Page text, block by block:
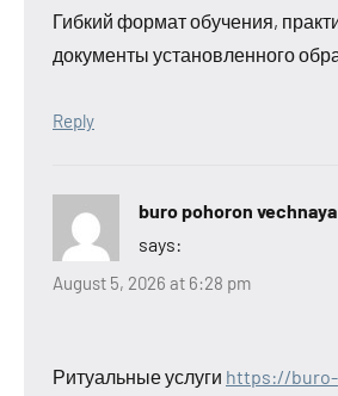
Гибкий формат обучения,
документы установленного
Reply
buro pohoron
says:
August 5, 2026 at 6:28 pm
Ритуальные услуги https://